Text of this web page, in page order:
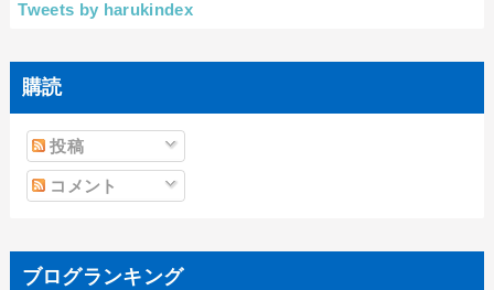
Tweets by harukindex
購読
投稿
コメント
ブログランキング